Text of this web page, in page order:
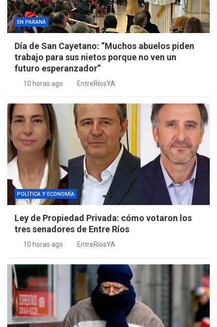
EN PARANÁ
Día de San Cayetano: “Muchos abuelos piden
trabajo para sus nietos porque no ven un
futuro esperanzador”
10 horas ago EntreRíosYA
POLÍTICA Y ECONOMÍA
Ley de Propiedad Privada: cómo votaron los
tres senadores de Entre Ríos
10 horas ago EntreRíosYA